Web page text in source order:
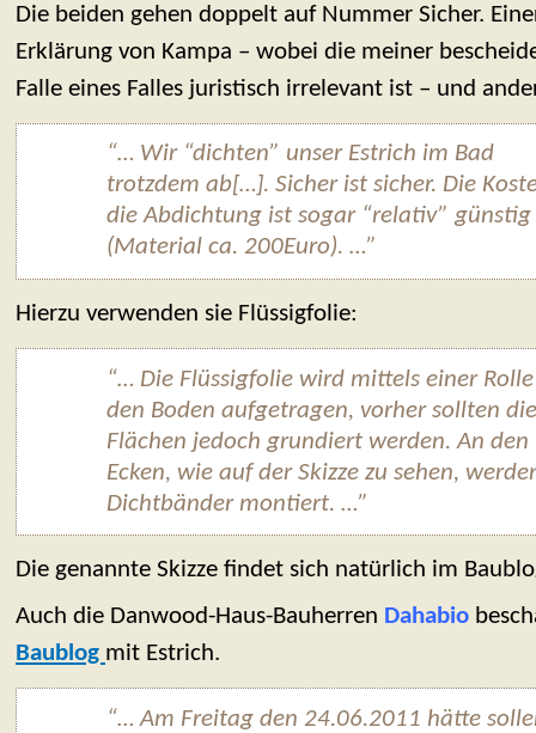
Die beiden gehen doppelt auf Nummer Sicher.
Erklärung von Kampa – wobei die meiner
Falle eines Falles juristisch irrelevant ist – und
“… Wir “dichten” unser Estrich im Bad
trotzdem ab[…]. Sicher ist sicher. Die
die Abdichtung ist sogar “relativ” günstig
(Material ca. 200Euro). …”
Hierzu verwenden sie Flüssigfolie:
“… Die Flüssigfolie wird mittels einer
den Boden aufgetragen, vorher sollten die
Flächen jedoch grundiert werden. An den
Ecken, wie auf der Skizze zu sehen,
Dichtbänder montiert. …”
Die genannte Skizze findet sich natürlich im
Auch die Danwood-Haus-Bauherren Dahabio
Baublog mit Estrich.
“… Am Freitag den 24.06.2011 hätte